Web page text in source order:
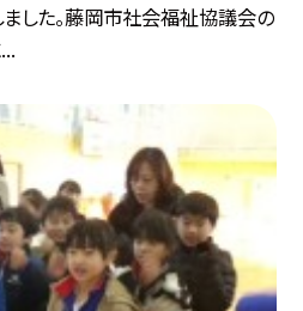
した。藤岡市社会福祉協議会の